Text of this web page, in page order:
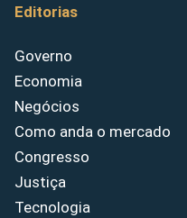
Editorias
Governo
Economia
Negócios
Como anda o mercado
Congresso
Justiça
Tecnologia